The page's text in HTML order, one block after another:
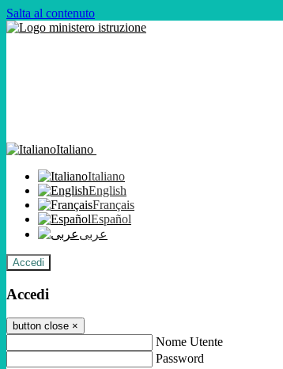
Salta al contenuto
Italiano
Italiano
English
Français
Español
عربى
Accedi
Accedi
button close ×
Nome Utente
Password